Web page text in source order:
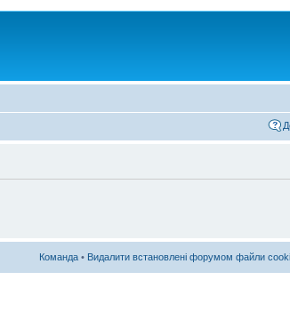
Команда • Видалити встановлені форумом файли